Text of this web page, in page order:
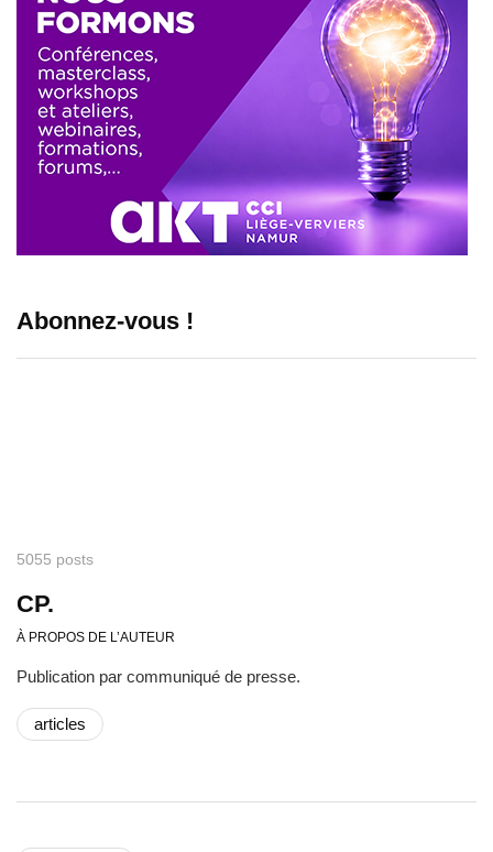
Abonnez-vous !
5055 posts
CP.
À PROPOS DE L’AUTEUR
Publication par communiqué de presse.
articles